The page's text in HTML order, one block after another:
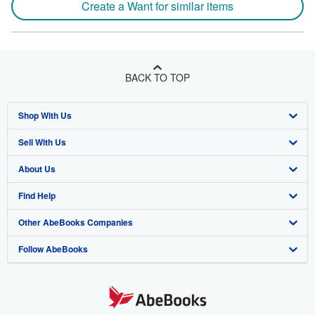
Create a Want for similar items
BACK TO TOP
Shop With Us
Advanced Search
Browse Collections
My Account
My Orders
View Basket
Sell With Us
Start Selling
Join Our Affiliate Program
Book Buyback
Refer a seller
About Us
About AbeBooks
Media
Careers
Find Help
Help
Customer Support
Other AbeBooks Companies
AbeBooks.co.uk
Follow AbeBooks